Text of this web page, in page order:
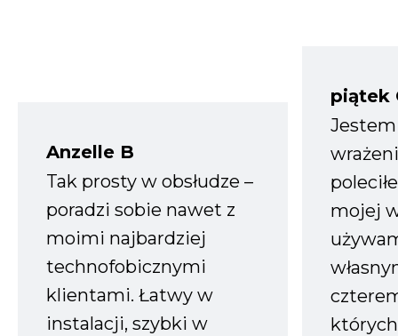
Anzelle B
Tak prosty w obsłudze –
poradzi sobie nawet z
moimi najbardziej
technofobicznymi
klientami. Łatwy w
instalacji, szybki w
piątek
mojej